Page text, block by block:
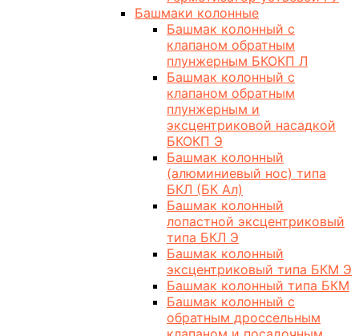
Башмаки колонные
Башмак колонный с
клапаном обратным
плунжерным БКОКП Л
Башмак колонный с
клапаном обратным
плунжерным и
эксцентриковой насадкой
БКОКП Э
Башмак колонный
(алюминиевый нос) типа
БКЛ (БК Ал)
Башмак колонный
лопастной эксцентриковый
типа БКЛ Э
Башмак колонный
эксцентриковый типа БКМ Э
Башмак колонный типа БКМ
Башмак колонный с
обратным дроссельным